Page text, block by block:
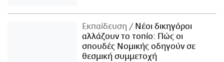
Εκπαίδευση
Νέοι δικηγόροι
αλλάζουν το τοπίο: Πώς οι
σπουδές Νομικής οδηγούν σε
θεσμική συμμετοχή